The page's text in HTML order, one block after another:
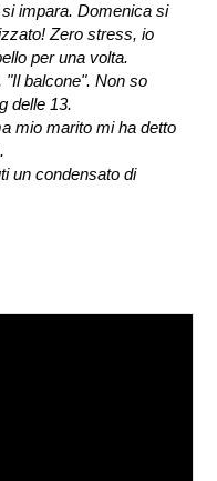
impara. Domenica si
Zero stress, io
per una volta.
"Il balcone". Non so
delle 13.
mio marito mi ha detto
un condensato di